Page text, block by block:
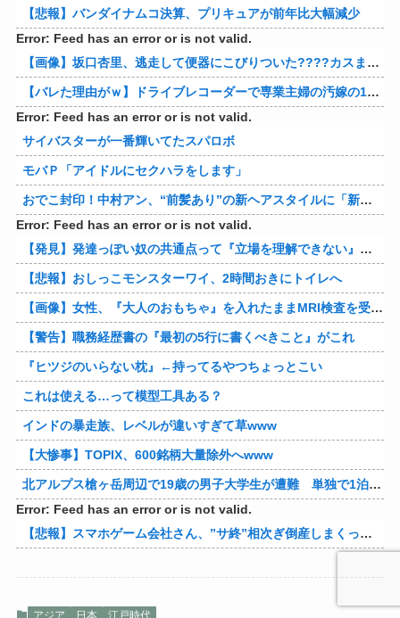
【悲報】バンダイナムコ決算、プリキュアが前年比大幅減少
Error: Feed has an error or is not valid.
【画像】坂口杏里、逃走して便器にこびりついた????カスまで晒されるwww
【バレた理由がｗ】ドライブレコーダーで専業主婦の汚嫁の10年越し不倫発覚！制裁の詳細がコレｗｗｗｗｗ 他
Error: Feed has an error or is not valid.
サイバスターが一番輝いてたスパロボ
モバＰ「アイドルにセクハラをします」
おでこ封印！中村アン、“前髪あり”の新ヘアスタイルに「新鮮でたまらん」の声【画像】
Error: Feed has an error or is not valid.
【発見】発達っぽい奴の共通点って『立場を理解できない』だよな
【悲報】おしっこモンスターワイ、2時間おきにトイレへ
【画像】女性、『大人のおもちゃ』を入れたままMRI検査を受けた結果 →
【警告】職務経歴書の『最初の5行に書くべきこと』がこれ
『ヒツジのいらない枕』←持ってるやつちょっとこい
これは使える…って模型工具ある？
インドの暴走族、レベルが違いすぎて草www
【大惨事】TOPIX、600銘柄大量除外へwww
北アルプス槍ヶ岳周辺で19歳の男子大学生が遭難 単独で1泊2日の予定で入山も連絡取れず 警察が9日以降捜索予定
Error: Feed has an error or is not valid.
【悲報】スマホゲーム会社さん、”サ終”相次ぎ倒産しまくってる模様